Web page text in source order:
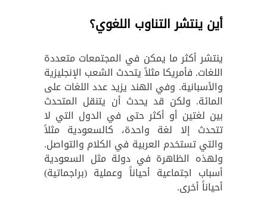
أين ينتشر التناوب اللغوي؟
ينتشر أكثر ما يمكن في المجتمعات متعددة
اللغات. فأمريكا مثلاً يتحدث الشعب الإنجليزية
والأسبانية. وفي الهند يزيد عدد اللغات على
المائة. ولكن قد يحدث أن يتنقل المتحدث
بين لغتين أو أكثر حتى في الدول التي لا
تتحدث إلا لغة واحدة، كالسعودية مثلاً
والتي تستخدم العربية في الكلام والتواصل.
ولهذه الظاهرة في دولة مثل السعودية
أسباب اجتماعية أحياناً وعملية (براجماتية)
أحياناً أخرى.